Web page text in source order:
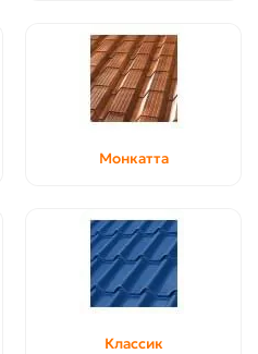
Монкатта
Классик